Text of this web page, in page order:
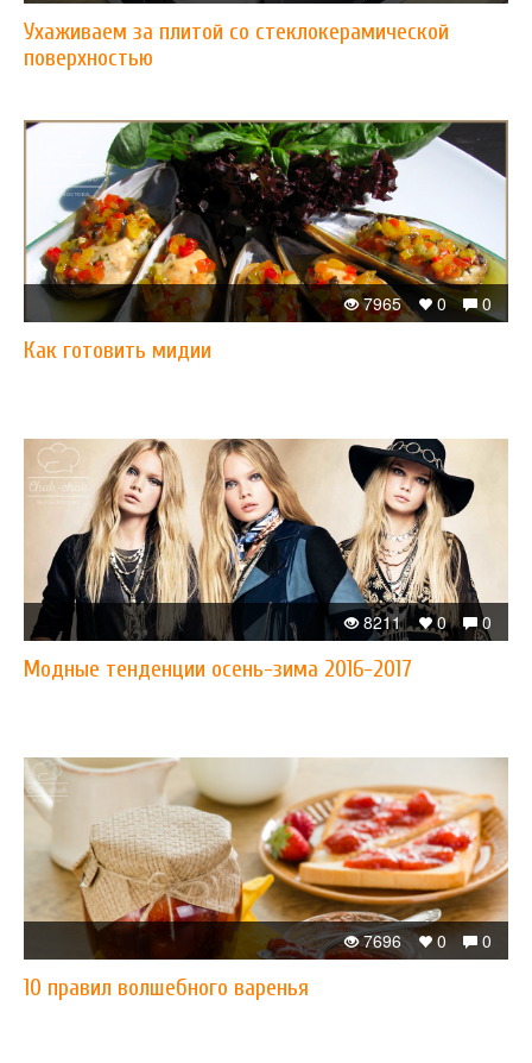
Ухаживаем за плитой со стеклокерамической
поверхностью
0
0
7965
Как готовить мидии
0
0
8211
Модные тенденции осень-зима 2016-2017
0
0
7696
10 правил волшебного варенья